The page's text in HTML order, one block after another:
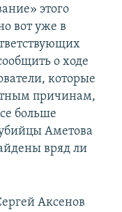
этого
вот уже в
о ходе
которые
причинам,
больше
Аметова
вряд ли
Аксенов